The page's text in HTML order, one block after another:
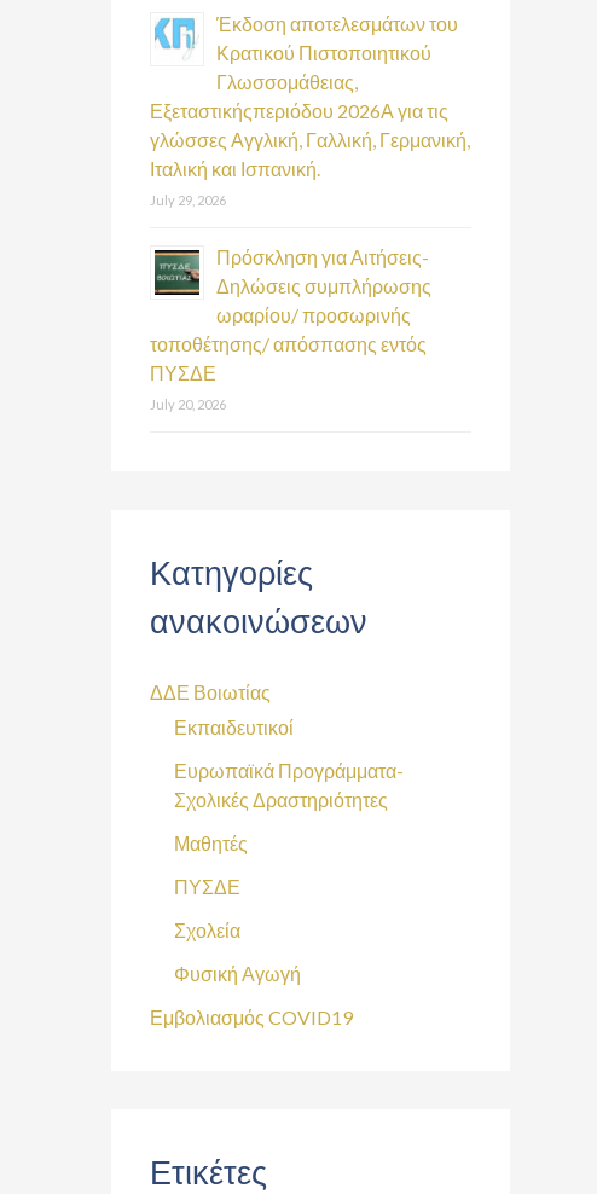
Έκδοση αποτελεσμάτων του
Κρατικού Πιστοποιητικού
Γλωσσομάθειας,
Εξεταστικήςπεριόδου 2026Α για τις
γλώσσες Αγγλική, Γαλλική, Γερμανική,
Ιταλική και Ισπανική.
July 29, 2026
Πρόσκληση για Αιτήσεις-
Δηλώσεις συμπλήρωσης
ωραρίου/ προσωρινής
τοποθέτησης/ απόσπασης εντός
ΠΥΣΔΕ
July 20, 2026
Κατηγορίες
ανακοινώσεων
ΔΔΕ Βοιωτίας
Εκπαιδευτικοί
Ευρωπαϊκά Προγράμματα-
Σχολικές Δραστηριότητες
Μαθητές
ΠΥΣΔΕ
Σχολεία
Φυσική Αγωγή
Εμβολιασμός COVID19
Ετικέτες